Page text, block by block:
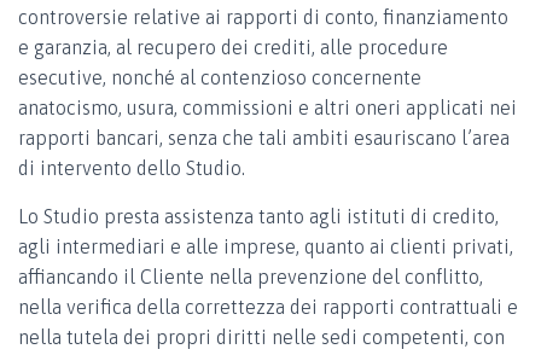
controversie relative ai rapporti di conto, finanziamento
e garanzia, al recupero dei crediti, alle procedure
esecutive, nonché al contenzioso concernente
anatocismo, usura, commissioni e altri oneri applicati nei
rapporti bancari, senza che tali ambiti esauriscano l’area
di intervento dello Studio.
Lo Studio presta assistenza tanto agli istituti di credito,
agli intermediari e alle imprese, quanto ai clienti privati,
affiancando il Cliente nella prevenzione del conflitto,
nella verifica della correttezza dei rapporti contrattuali e
nella tutela dei propri diritti nelle sedi competenti, con